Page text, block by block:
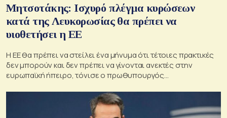
Μητσοτάκης: Iσχυρό πλέγμα κυρώσεων
κατά της Λευκορωσίας θα πρέπει να
υιοθετήσει η ΕΕ
Η ΕΕ θα πρέπει να στείλει ένα μήνυμα ότι τέτοιες πρακτικές
δεν μπορούν και δεν πρέπει να γίνονται ανεκτές στην
ευρωπαϊκή ήπειρο, τόνισε ο πρωθυπουργός